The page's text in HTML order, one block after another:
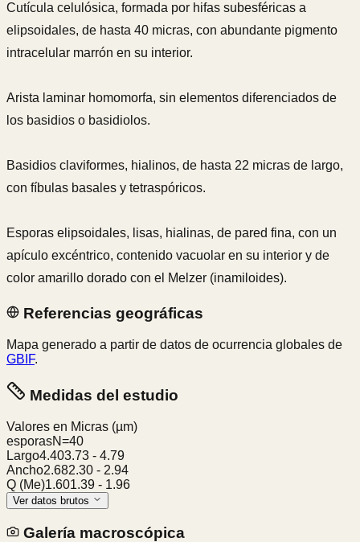
Cutícula celulósica, formada por hifas subesféricas a
elipsoidales, de hasta 40 micras, con abundante pigmento
intracelular marrón en su interior.
Arista laminar homomorfa, sin elementos diferenciados de
los basidios o basidiolos.
Basidios claviformes, hialinos, de hasta 22 micras de largo,
con fíbulas basales y tetraspóricos.
Esporas elipsoidales, lisas, hialinas, de pared fina, con un
apículo excéntrico, contenido vacuolar en su interior y de
color amarillo dorado con el Melzer (inamiloides).
Referencias geográficas
Mapa generado a partir de datos de ocurrencia globales de
GBIF.
Medidas del estudio
Valores en Micras (µm)
esporasN=40
Largo4.403.73 - 4.79
Ancho2.682.30 - 2.94
Q (Me)1.601.39 - 1.96
Ver datos brutos
Galería macroscópica